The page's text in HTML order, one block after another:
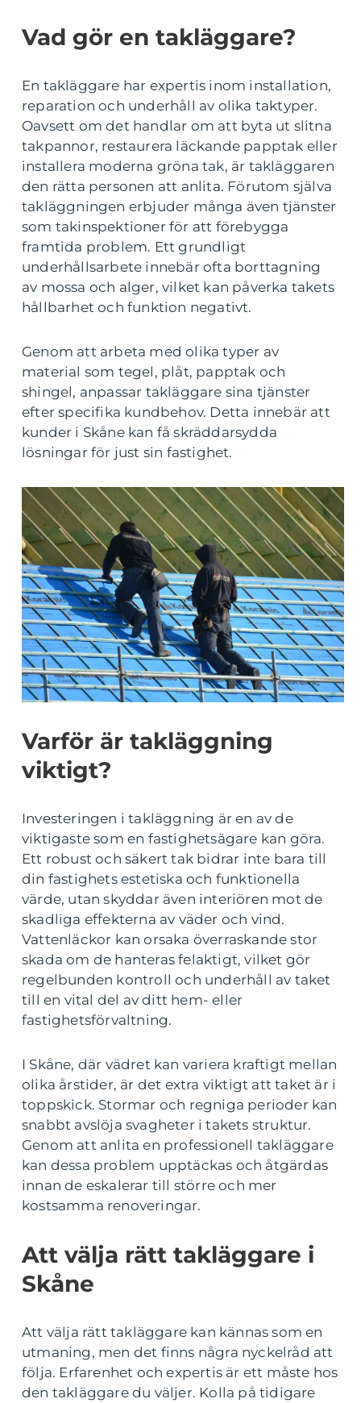
Vad gör en takläggare?
En takläggare har expertis inom installation,
reparation och underhåll av olika taktyper.
Oavsett om det handlar om att byta ut slitna
takpannor, restaurera läckande papptak eller
installera moderna gröna tak, är takläggaren
den rätta personen att anlita. Förutom själva
takläggningen erbjuder många även tjänster
som takinspektioner för att förebygga
framtida problem. Ett grundligt
underhållsarbete innebär ofta borttagning
av mossa och alger, vilket kan påverka takets
hållbarhet och funktion negativt.
Genom att arbeta med olika typer av
material som tegel, plåt, papptak och
shingel, anpassar takläggare sina tjänster
efter specifika kundbehov. Detta innebär att
kunder i Skåne kan få skräddarsydda
lösningar för just sin fastighet.
Varför är takläggning
viktigt?
Investeringen i takläggning är en av de
viktigaste som en fastighetsägare kan göra.
Ett robust och säkert tak bidrar inte bara till
din fastighets estetiska och funktionella
värde, utan skyddar även interiören mot de
skadliga effekterna av väder och vind.
Vattenläckor kan orsaka överraskande stor
skada om de hanteras felaktigt, vilket gör
regelbunden kontroll och underhåll av taket
till en vital del av ditt hem- eller
fastighetsförvaltning.
I Skåne, där vädret kan variera kraftigt mellan
olika årstider, är det extra viktigt att taket är i
toppskick. Stormar och regniga perioder kan
snabbt avslöja svagheter i takets struktur.
Genom att anlita en professionell takläggare
kan dessa problem upptäckas och åtgärdas
innan de eskalerar till större och mer
kostsamma renoveringar.
Att välja rätt takläggare i
Skåne
Att välja rätt takläggare kan kännas som en
utmaning, men det finns några nyckelråd att
följa. Erfarenhet och expertis är ett måste hos
den takläggare du väljer. Kolla på tidigare